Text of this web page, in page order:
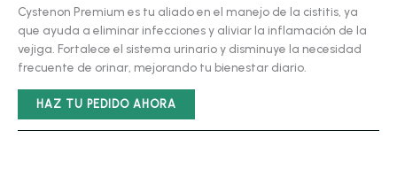
precio
original
era:
€78.00.
precio
actual
es:
€39.00.
Cystenon Premium es tu aliado en el manejo de la cistitis, ya
que ayuda a eliminar infecciones y aliviar la inflamación de la
vejiga. Fortalece el sistema urinario y disminuye la necesidad
frecuente de orinar, mejorando tu bienestar diario.
HAZ TU PEDIDO AHORA